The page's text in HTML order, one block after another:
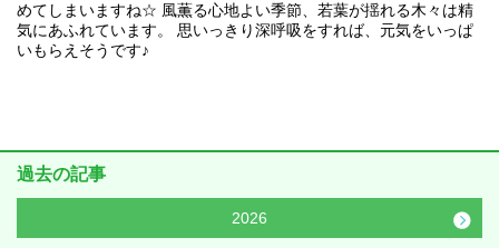
めてしまいますね☆ 風薫る心地よい季節、若葉が揺れる木々は精
気にあふれています。 思いっきり深呼吸をすれば、元気をいっぱ
いもらえそうです♪
過去の記事
2026